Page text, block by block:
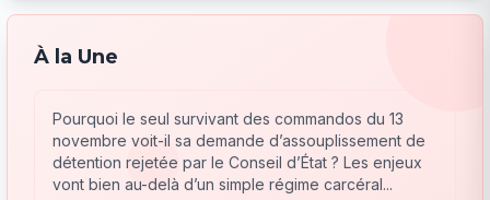
À la Une
Pourquoi le seul survivant des commandos du 13
novembre voit-il sa demande d’assouplissement de
détention rejetée par le Conseil d’État ? Les enjeux
vont bien au-delà d’un simple régime carcéral...